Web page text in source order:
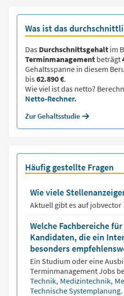
Was ist das
Das Durchschnittsgehaltim
Terminmanagementbeträgt
Gehaltsspanne in diesem
bis62.890 €.
Wie viel ist das netto?
Netto-Rechner.
Zur Gehaltsstudie
Häufig gestellte Fragen
Wie viele
Aktuell gibt es auf jobvector
Welche Fachbereiche
Kandidaten, die ein
besonders
Ein Studium oder eine
TerminmanagementJobs
Technik, Medizintechnik,
Technische Systemplanung.